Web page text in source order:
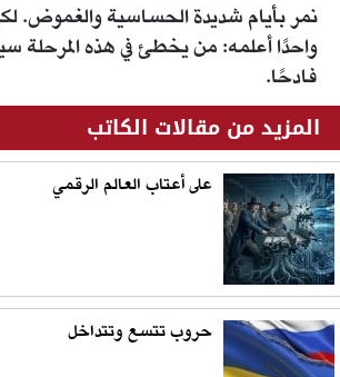
نمر بأيام شديدة الحساسية والغموض.
واحدًا أعلمه: من يخطئ في هذه المرحلة
فادحًا.
المزيد من مقالات الكاتب
على أعتاب العالم الرقمي
حروب تتسع وتتداخل